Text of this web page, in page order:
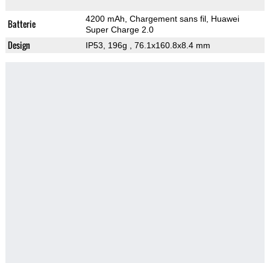
Batterie
4200 mAh, Chargement sans fil, Huawei
Super Charge 2.0
Design IP53, 196g , 76.1x160.8x8.4 mm